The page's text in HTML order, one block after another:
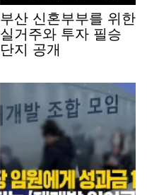
부산 신혼부부를 위한
실거주와 투자 필승
단지 공개